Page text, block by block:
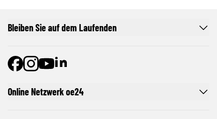
Online Netzwerk oe24
Bleiben Sie auf dem Laufenden